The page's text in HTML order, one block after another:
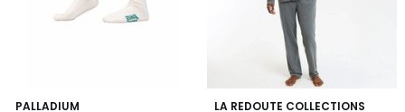
PALLADIUM
2
LA REDOUTE COLLECTIONS
4,3